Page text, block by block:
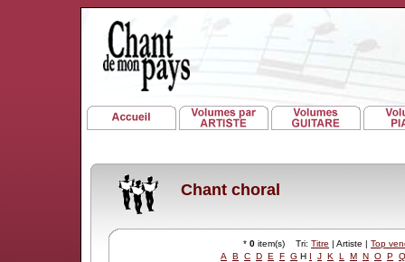
Chant choral
* 0 item(s) Tri: Titre | Artiste | Top
A
B C D E F G H I J K L M N O P Q